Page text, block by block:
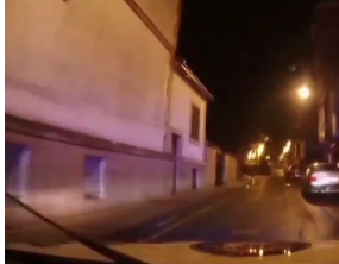
El vídeo la policía de O Porriño a toda
salvar la vida de una niña de 2 años |
Porriño a toda velocidad en coche
Antena 3 Galicia
Publicado:15 de noviembre de 2022,